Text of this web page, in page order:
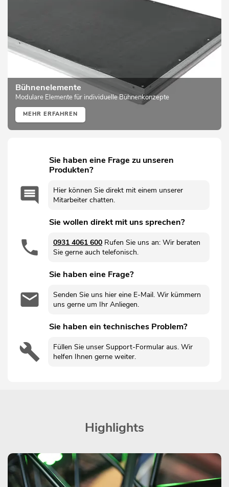
Bühnenelemente
Modulare Elemente für individuelle Bühnenkonzepte
MEHR ERFAHREN
Sie haben eine Frage zu unseren
Produkten?
Hier können Sie direkt mit einem unserer
Mitarbeiter chatten.
Sie wollen direkt mit uns sprechen?
0931 4061 600 Rufen Sie uns an: Wir beraten
Sie gerne auch telefonisch.
Sie haben eine Frage?
Senden Sie uns hier eine E-Mail. Wir kümmern
uns gerne um Ihr Anliegen.
Sie haben ein technisches Problem?
Füllen Sie unser Support-Formular aus. Wir
helfen Ihnen gerne weiter.
Highlights